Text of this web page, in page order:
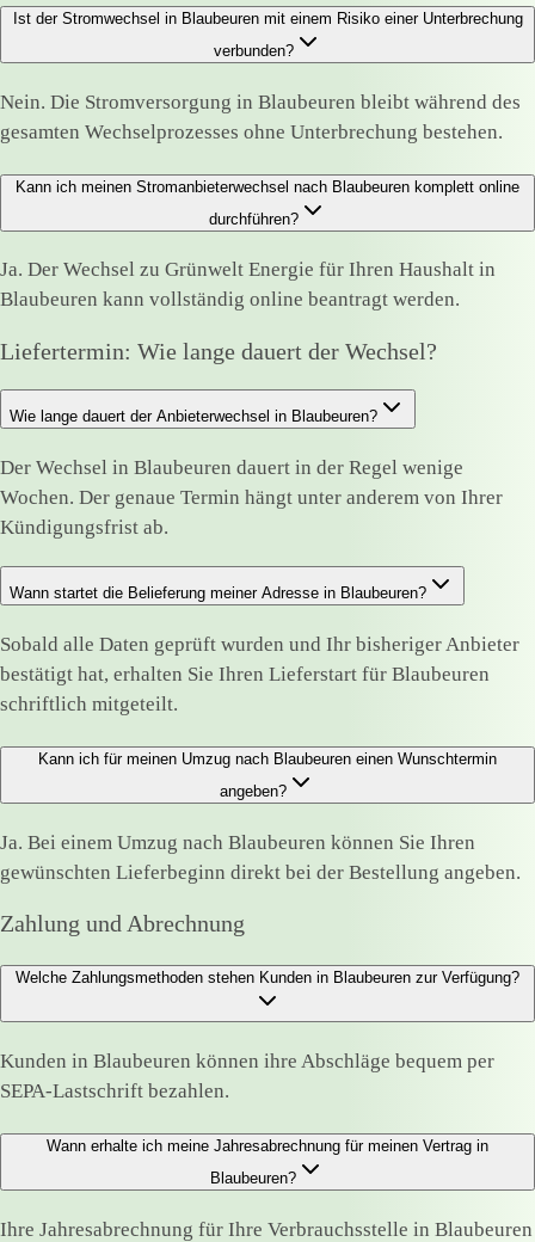
Ist der Stromwechsel in Blaubeuren mit einem Risiko einer Unterbrechung
verbunden?
Nein. Die Stromversorgung in Blaubeuren bleibt während des
gesamten Wechselprozesses ohne Unterbrechung bestehen.
Kann ich meinen Stromanbieterwechsel nach Blaubeuren komplett online
durchführen?
Ja. Der Wechsel zu Grünwelt Energie für Ihren Haushalt in
Blaubeuren kann vollständig online beantragt werden.
Liefertermin: Wie lange dauert der Wechsel?
Wie lange dauert der Anbieterwechsel in Blaubeuren?
Der Wechsel in Blaubeuren dauert in der Regel wenige
Wochen. Der genaue Termin hängt unter anderem von Ihrer
Kündigungsfrist ab.
Wann startet die Belieferung meiner Adresse in Blaubeuren?
Sobald alle Daten geprüft wurden und Ihr bisheriger Anbieter
bestätigt hat, erhalten Sie Ihren Lieferstart für Blaubeuren
schriftlich mitgeteilt.
Kann ich für meinen Umzug nach Blaubeuren einen Wunschtermin
angeben?
Ja. Bei einem Umzug nach Blaubeuren können Sie Ihren
gewünschten Lieferbeginn direkt bei der Bestellung angeben.
Zahlung und Abrechnung
Welche Zahlungsmethoden stehen Kunden in Blaubeuren zur Verfügung?
Kunden in Blaubeuren können ihre Abschläge bequem per
SEPA-Lastschrift bezahlen.
Wann erhalte ich meine Jahresabrechnung für meinen Vertrag in
Blaubeuren?
Ihre Jahresabrechnung für Ihre Verbrauchsstelle in Blaubeuren